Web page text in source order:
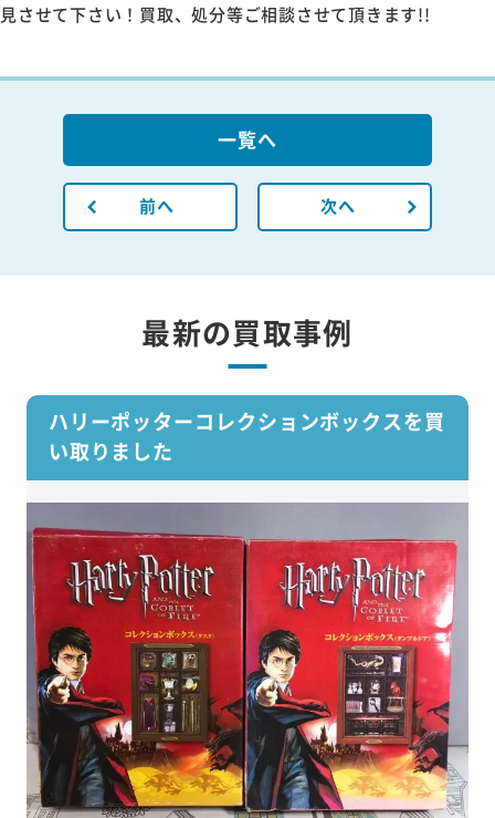
見させて下さい！買取、処分等ご相談させて頂きます!!
前へ
一覧へ
次へ
最新の買取事例
ハリーポッターコレクションボックスを買
い取りました